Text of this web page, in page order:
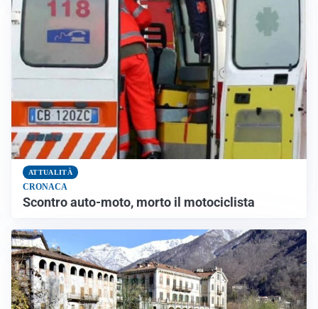
ATTUALITÀ
CRONACA
Scontro auto-moto, morto il motociclista